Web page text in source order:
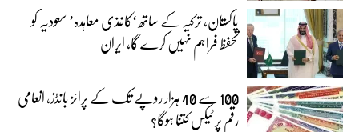
پاکستان، ترکیہ کے ساتھ ‘کاغذی معاہدہ’ سعودیہ کو
تحفظ فراہم نہیں کرے گا، ایران
100 سے 40 ہزار روپے تک کے پرائز بانڈز، انعامی
رقم پر ٹیکس کتنا ہوگا؟